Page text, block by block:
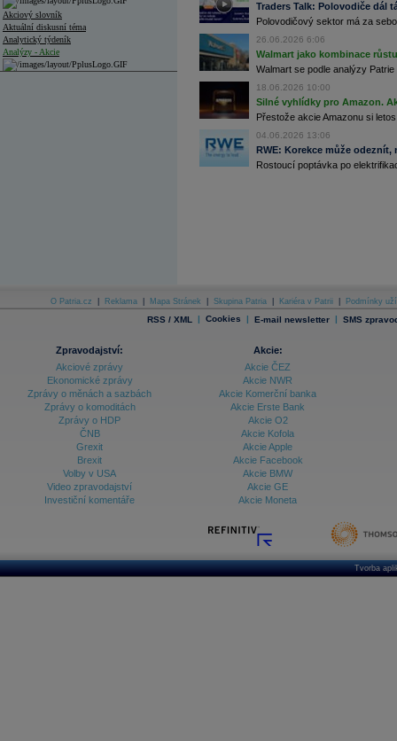
Akciový slovník
Aktuální diskusní téma
Analytický týdeník
Analýzy - Akcie
Archiv - Měnová politika
Archiv - Treasury alerty
Archiv - Vývoj české koruny
Archiv analýz - Makroukazatele
Ceny průmyslových výrobců - Data a prognózy
Ceny průmyslových výrobců - Graf (ČR)
Databanka - Akcie
Traders Talk: Polovodiče dál
Polovodičový sektor má za
26.06.2026 6:06
Walmart jako kombinace
Walmart se podle analýzy
18.06.2026 10:00
Silné vyhlídky pro Amazon.
Přestože akcie Amazonu si
04.06.2026 13:06
RWE: Korekce může
Rostoucí poptávka po
O Patria.cz Reklama Mapa Stránek Skupina Patria Kariéra v Patrii Podmínky
RSS / XML | Cookies | E-mail newsletter | SMS
Zpravodajství:
Akciové zprávy
Ekonomické zprávy
Zprávy o měnách a sazbách
Zprávy o komoditách
Zprávy o HDP
ČNB
Grexit
Brexit
Volby v USA
Video zpravodajství
Investiční komentáře
Akcie:
Akcie ČEZ
Akcie NWR
Akcie Komerční banka
Akcie Erste Bank
Akcie O2
Akcie Kofola
Akcie Apple
Akcie Facebook
Akcie BMW
Akcie GE
Akcie Moneta
Tvorba